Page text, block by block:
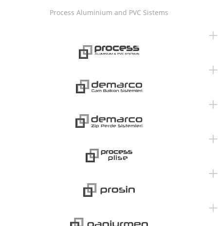
Process Aluminium and PVC Sistems